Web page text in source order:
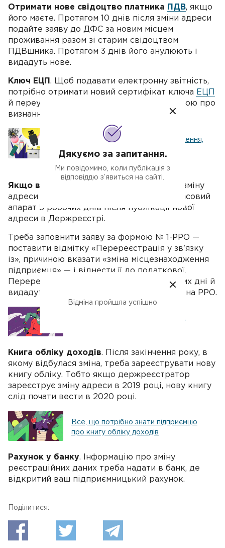
Отримати нове свідоцтво платника ПДВ, якщо
його маєте. Протягом 10 днів після зміни адреси
подайте заяву до ДФС за новим місцем
проживання разом зі старим свідоцтвом
ПДВшника. Протягом 3 днів його анулюють і
видадуть нове.
Ключ ЕЦП . Щоб подавати електронну звітність,
потрібно отримати новий сертифікат ключа ЕЦП
й переукласти договір із новою податковою про
визнання електронних документів.
Ключ ЕЦП: отримання, продовження,
Якщо використовуєте
. Ви маєте на зміну
адреси в реєстраційних документах на касовий
апарат 5 робочих днів після публікації нової
адреси в Держреєстрі.
Треба заповнити заяву за формою № 1-РРО —
поставити відмітку «Перереєстрація у зв'язку
із», причиною вказати «зміна місцезнаходження
підприємця» — і віднести її до податкової.
Перереєстрацію проведуть за два робочих дні й
видадуть нове реєстраційне посвідчення на РРО.
Книга обліку доходів. Після закінчення року, в
якому відбулася зміна, треба зареєструвати нову
книгу обліку. Тобто якщо держреєстратор
зареєструє зміну адреси в 2019 році, нову книгу
слід почати вести в 2020 році.
Все, що потрібно знати підприємцю
про книгу обліку доходів
Рахунок у банку. Інформацію про зміну
реєстраційних даних треба надати в банк, де
відкритий ваш підприємницький рахунок.
Поділитися:
Дякуємо за запитання.
Ми повідомимо, коли публікація з
відповіддю з’явиться на сайті.
Відміна пройшла успішно